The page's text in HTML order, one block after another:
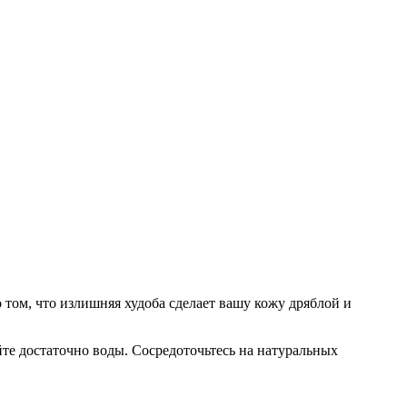
что излишняя худоба сделает вашу кожу дряблой и
достаточно воды. Сосредоточьтесь на натуральных